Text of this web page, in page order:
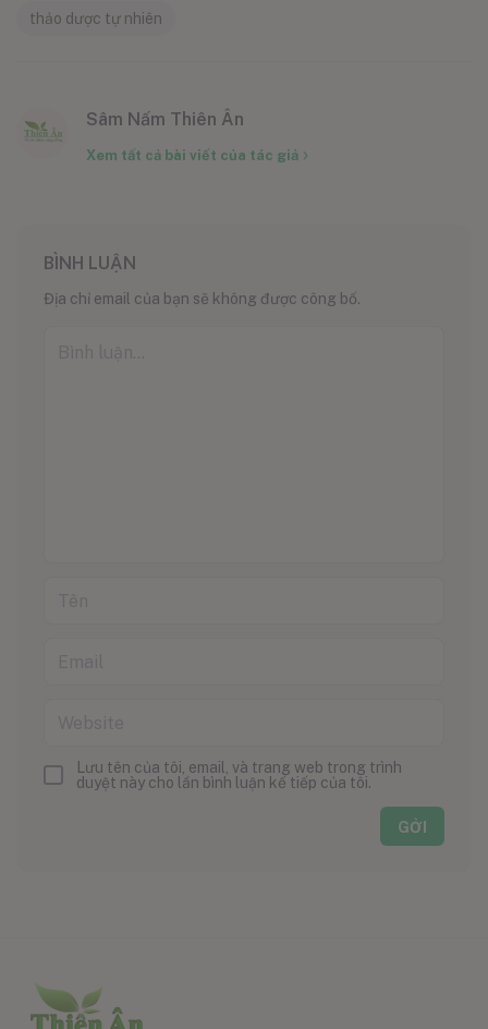
thảo dược tự nhiên
Sâm Nấm Thiên Ân
Xem tất cả bài viết của tác giả
BÌNH LUẬN
Địa chỉ email của bạn sẽ không được công bố.
Lưu tên của tôi, email, và trang web trong trình
duyệt này cho lần bình luận kế tiếp của tôi.